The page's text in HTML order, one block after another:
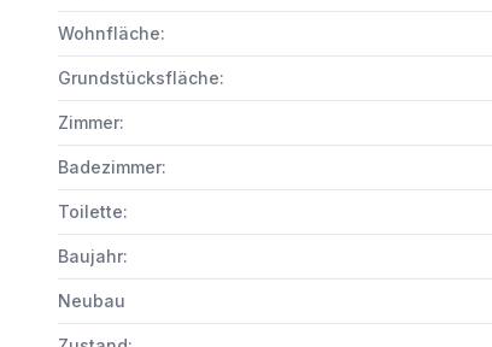
Wohnfläche:
Grundstücksfläche:
Zimmer:
Badezimmer:
Toilette:
Baujahr:
Neubau